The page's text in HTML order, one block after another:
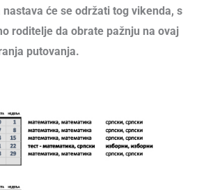
će se održati tog vikenda, s
roditelje da obrate pažnju na ovaj
putovanja.